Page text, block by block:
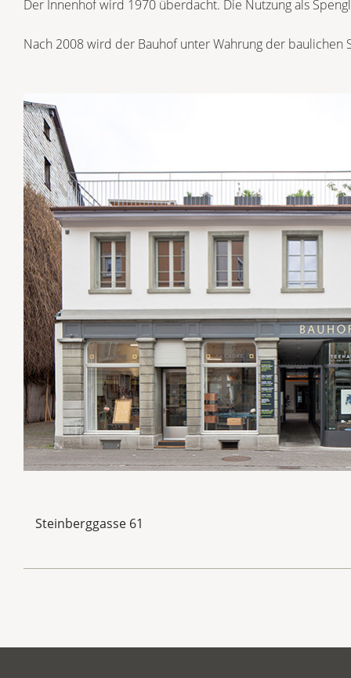
Der Innenhof wird 1970 überdacht. Die Nutzung als
Nach 2008 wird der Bauhof unter Wahrung der baulichen
Steinberggasse 61